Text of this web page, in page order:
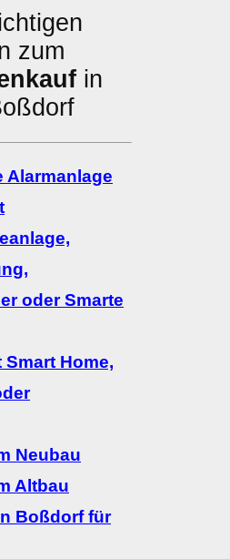
zum
in
Alarmanlage
oder Smarte
Home,
Neubau
Altbau
Boßdorf für